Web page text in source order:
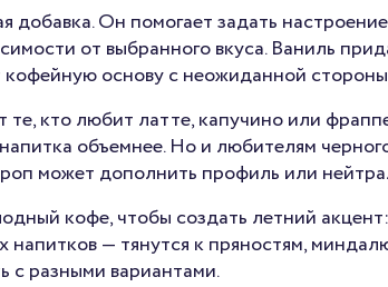
Он помогает задать
от выбранного вкуса. Ваниль
кофейную основу с неожиданной
те, кто любит латте, капучино или
объемнее. Но и любителям
может дополнить профиль или
кофе, чтобы создать летний
напитков — тянутся к пряностям,
с разными вариантами.